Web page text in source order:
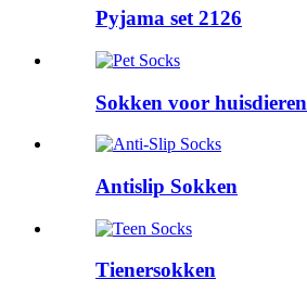
Pyjama set 2126
Sokken voor huisdieren
Antislip Sokken
Tienersokken